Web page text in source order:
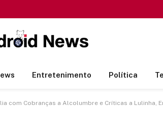
Entretenimento Política
com Cobranças a Alcolumbre e Críticas a Lulinha,